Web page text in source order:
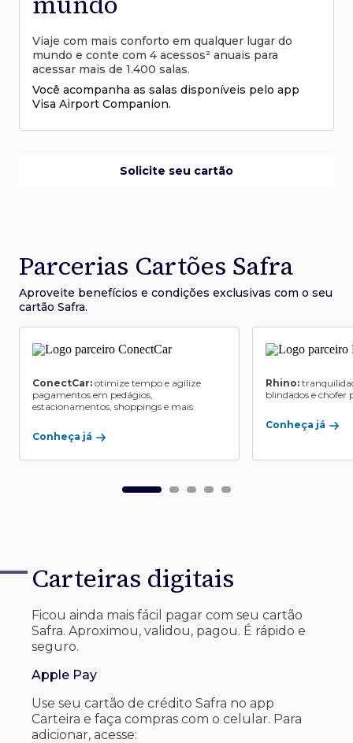
Viaje com mais conforto em qualquer lugar do
mundo e conte com 4 acessos² anuais para
acessar mais de 1.400 salas.
Você acompanha as salas disponíveis pelo app
Visa Airport Companion.
Solicite seu cartão
Parcerias Cartões Safra
Aproveite benefícios e condições exclusivas com o seu
cartão Safra.
ConectCar: otimize tempo e agilize
pagamentos em pedágios,
estacionamentos, shoppings e mais.
Conheça já
Rhino:
blindados e chofer
Conheça já
Carteiras digitais
Ficou ainda mais fácil pagar com seu cartão
Safra. Aproximou, validou, pagou. É rápido e
seguro.
Apple Pay
Use seu cartão de crédito Safra no app
Carteira e faça compras com o celular. Para
adicionar, acesse: